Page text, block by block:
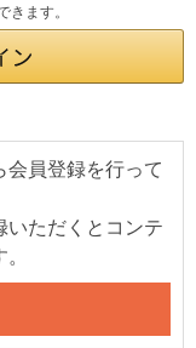
ます。
員登録を行って
いただくとコンテ